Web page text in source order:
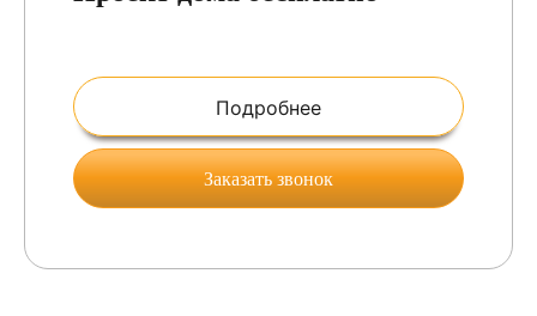
Подробнее
Заказать звонок